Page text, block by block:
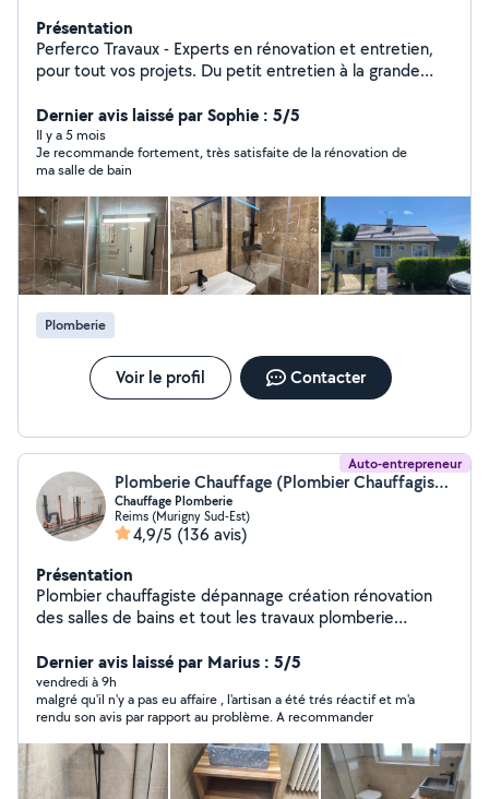
Présentation
Perferco Travaux - Experts en rénovation et entretien,
pour tout vos projets. Du petit entretien à la grande
Dernier avis laissé par Sophie : 5/5
Il y a 5 mois
Je recommande fortement, très satisfaite de la rénovation de
ma salle de bain
Plomberie
Voir le profil Contacter
Auto-entrepreneur
Plomberie Chauffage (Plombier Chauffagiste)
Chauffage Plomberie
Reims (Murigny Sud-Est)
4,9/5 (136 avis)
Présentation
Plombier chauffagiste dépannage création rénovation
des salles de bains et tout les travaux plomberie
Dernier avis laissé par Marius : 5/5
vendredi à 9h
malgré qu'il n'y a pas eu affaire , l'artisan a été trés réactif et m'a
rendu son avis par rapport au problème. A recommander